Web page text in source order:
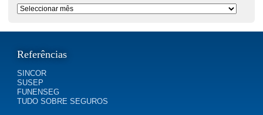
Período
Referências
SINCOR
SUSEP
FUNENSEG
TUDO SOBRE SEGUROS